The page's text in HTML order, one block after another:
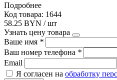
Подробнее
Код товара: 1644
58.25 BYN / шт
Узнать цену товара
Ваше имя *
Ваш номер телефона *
Email
Я согласен на обработку